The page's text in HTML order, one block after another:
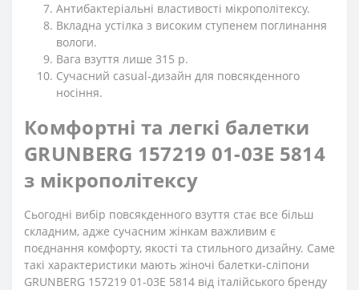
Антибактеріальні властивості мікрополітексу.
Вкладна устілка з високим ступенем поглинання
вологи.
Вага взуття лише 315 р.
Сучасний casual-дизайн для повсякденного
носіння.
Комфортні та легкі балетки
GRUNBERG 157219 01-03E 5814
з мікрополітексу
Сьогодні вибір повсякденного взуття стає все більш
складним, адже сучасним жінкам важливим є
поєднання комфорту, якості та стильного дизайну. Саме
такі характеристики мають жіночі балетки-сліпони
GRUNBERG 157219 01-03E 5814 від італійського бренду